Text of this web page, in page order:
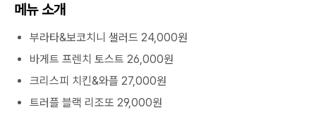
메뉴 소개
부라타&보코치니 샐러드 24,000원
바게트 프렌치 토스트 26,000원
크리스피 치킨&와플 27,000원
트러플 블랙 리조또 29,000원